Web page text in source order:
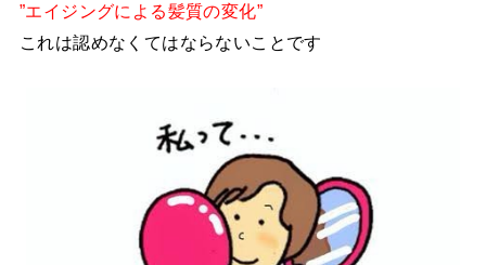
”エイジングによる髪質の変化”
これは認めなくてはならないことです